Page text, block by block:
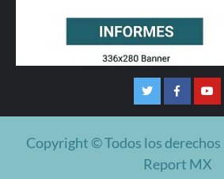
TwitterFacebook
Copyright © Todos los
Report MX